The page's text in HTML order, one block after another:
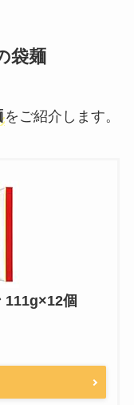
袋麺
をご紹介します。
111g×12個